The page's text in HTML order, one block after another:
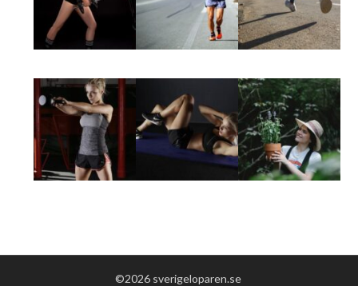
©2026 sverigeloparen.se